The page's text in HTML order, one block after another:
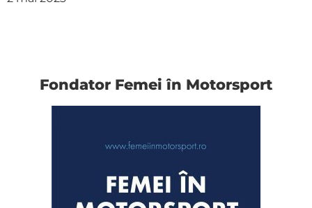
Fondator Femei în Motorsport